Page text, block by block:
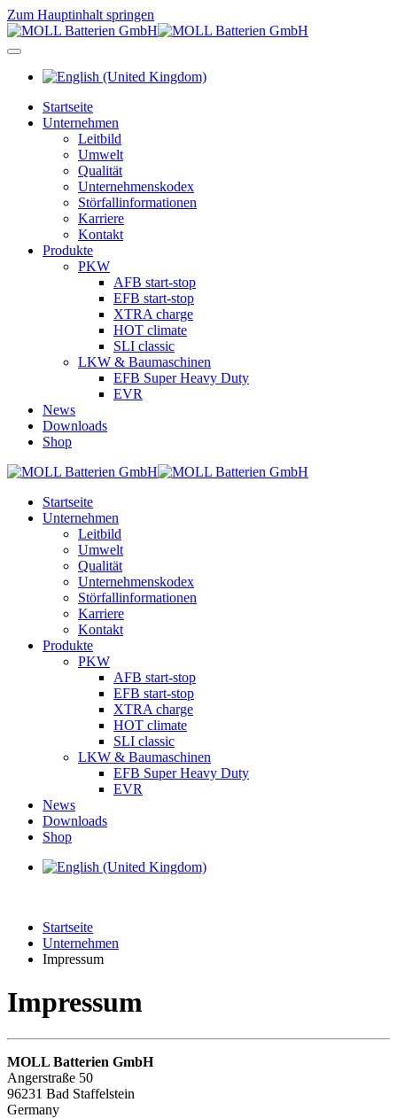
Zum Hauptinhalt springen
Startseite
Unternehmen
Leitbild
Umwelt
Qualität
Unternehmenskodex
Störfallinformationen
Karriere
Kontakt
Produkte
PKW
AFB start-stop
EFB start-stop
XTRA charge
HOT climate
SLI classic
LKW & Baumaschinen
EFB Super Heavy Duty
EVR
News
Downloads
Shop
Startseite
Unternehmen
Leitbild
Umwelt
Qualität
Unternehmenskodex
Störfallinformationen
Karriere
Kontakt
Produkte
PKW
AFB start-stop
EFB start-stop
XTRA charge
HOT climate
SLI classic
LKW & Baumaschinen
EFB Super Heavy Duty
EVR
News
Downloads
Shop
Startseite
Unternehmen
Impressum
Impressum
MOLL Batterien GmbH
Angerstraße 50
96231 Bad Staffelstein
Germany